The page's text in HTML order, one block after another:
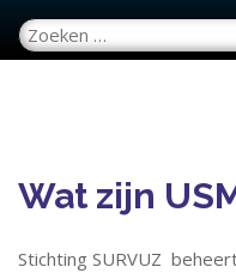
Zoeken naar:
Wat zijn
Stichting SURVUZ